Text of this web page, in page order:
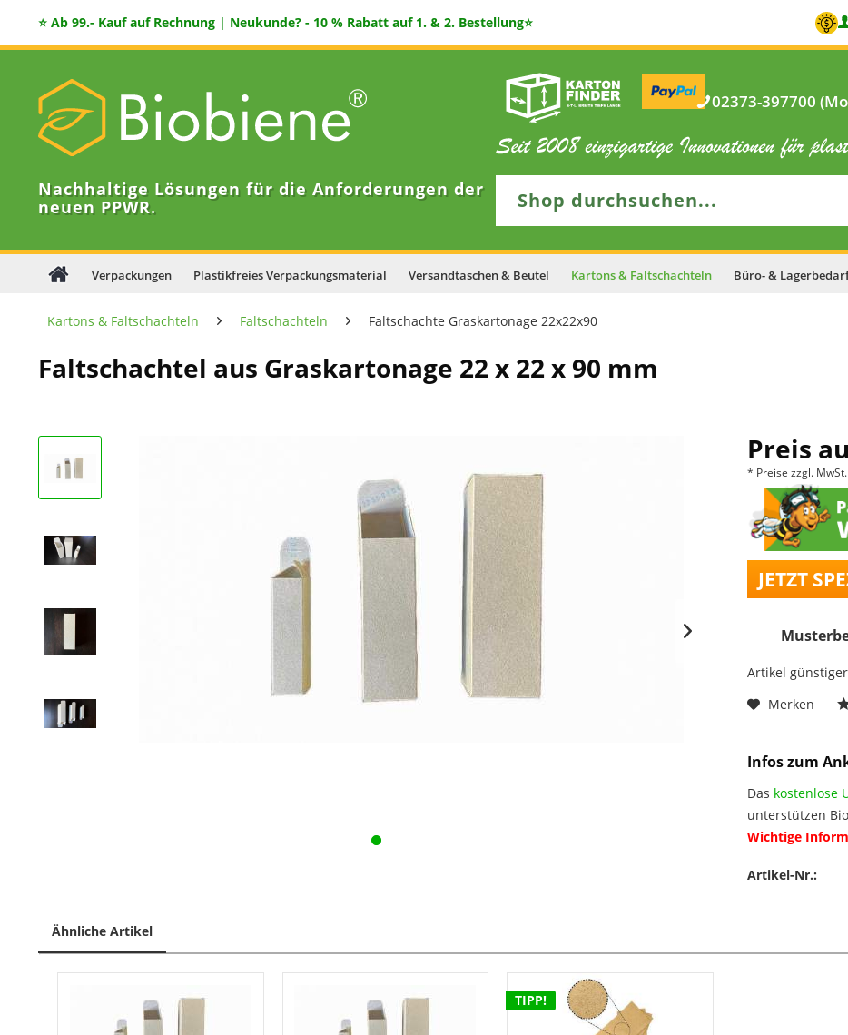
⭐ Ab 99.- Kauf auf Rechnung | Neukunde? - 10 % Rabatt auf 1. & 2. Bestellung⭐
Nachhaltige Lösungen für die Anforderungen der
neuen PPWR.
02373-397700
Verpackungen Plastikfreies Verpackungsmaterial Versandtaschen & Beutel Kartons & Faltschachteln Büro- &
Kartons & Faltschachteln Faltschachteln Faltschachte Graskartonage 22x22x90
Faltschachtel aus Graskartonage 22 x 22 x 90 mm
Preis
* Preise zzgl.
JETZT
Artikel
Merken
Infos zum
Das kostenlose
unterstützen
Wichtige
Artikel-Nr.:
Ähnliche Artikel
TIPP!